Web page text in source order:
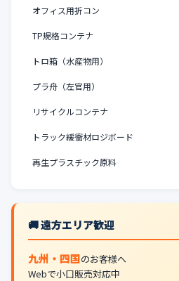
オフィス用折コン
TP規格コンテナ
トロ箱（水産物用）
プラ舟（左官用）
リサイクルコンテナ
トラック緩衝材ロジボード
再生プラスチック原料
🚚 遠方エリア歓迎
九州・四国のお客様へ
Webで小口販売対応中